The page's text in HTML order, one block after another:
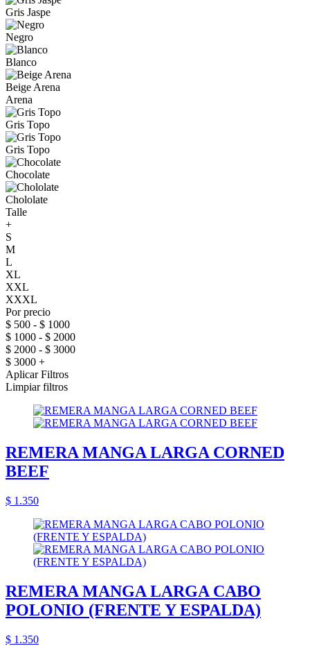
Gris Jaspe
Negro
Blanco
Beige Arena
Arena
Gris Topo
Gris Topo
Chocolate
Chololate
Talle
+
S
M
L
XL
XXL
XXXL
Por precio
$ 500 - $ 1000
$ 1000 - $ 2000
$ 2000 - $ 3000
$ 3000 +
Aplicar Filtros
Limpiar filtros
REMERA MANGA LARGA CORNED
BEEF
$ 1.350
REMERA MANGA LARGA CABO
POLONIO (FRENTE Y ESPALDA)
$ 1.350